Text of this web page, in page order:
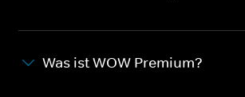
Was ist WOW Premium?